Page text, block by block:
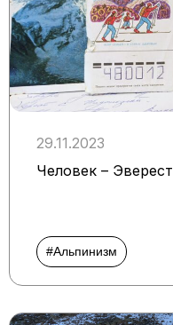
29.11.2023
Человек – Эверест
#Альпинизм